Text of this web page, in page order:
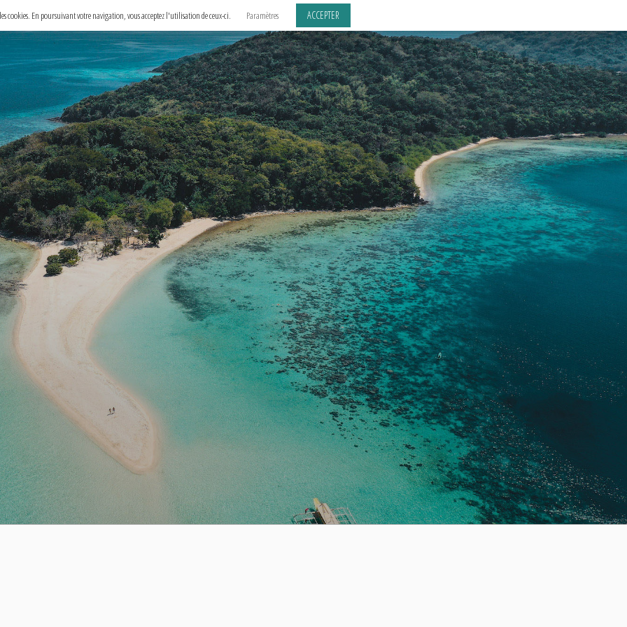
cookies. En poursuivant votre navigation, vous acceptez l'utilisation de ceux-ci. Paramètres ACCEPTER